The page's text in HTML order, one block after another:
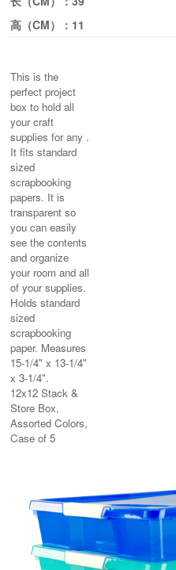
高（CM）： 11
This is the
perfect project
box to hold all
your craft
supplies for any .
It fits standard
sized
scrapbooking
papers. It is
transparent so
you can easily
see the contents
and organize
your room and all
of your supplies.
Holds standard
sized
scrapbooking
paper. Measures
15-1/4" x 13-1/4"
x 3-1/4".
12x12 Stack &
Store Box,
Assorted Colors,
Case of 5